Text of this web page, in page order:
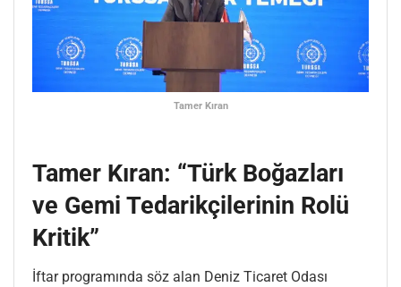
Tamer Kıran
Tamer Kıran: “Türk Boğazları
ve Gemi Tedarikçilerinin Rolü
Kritik”
İftar programında söz alan Deniz Ticaret Odası